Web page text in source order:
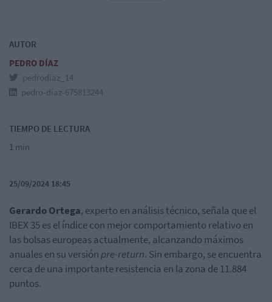
AUTOR
PEDRO DÍAZ
pedrodiaz_14
pedro-díaz-675813244
TIEMPO DE LECTURA
1 min
25/09/2024 18:45
Gerardo Ortega, experto en análisis técnico, señala que el
IBEX 35 es el índice con mejor comportamiento relativo en
las bolsas europeas actualmente, alcanzando máximos
anuales en su versión pre-return. Sin embargo, se encuentra
cerca de una importante resistencia en la zona de 11.884
puntos.